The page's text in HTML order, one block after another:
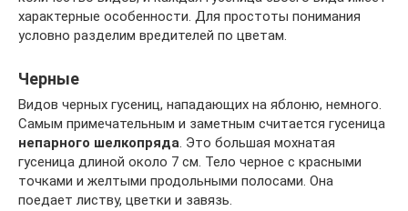
характерные особенности. Для простоты понимания
условно разделим вредителей по цветам.
Черные
Видов черных гусениц, нападающих на яблоню, немного.
Самым примечательным и заметным считается гусеница
непарного шелкопряда. Это большая мохнатая
гусеница длиной около 7 см. Тело черное с красными
точками и желтыми продольными полосами. Она
поедает листву, цветки и завязь.